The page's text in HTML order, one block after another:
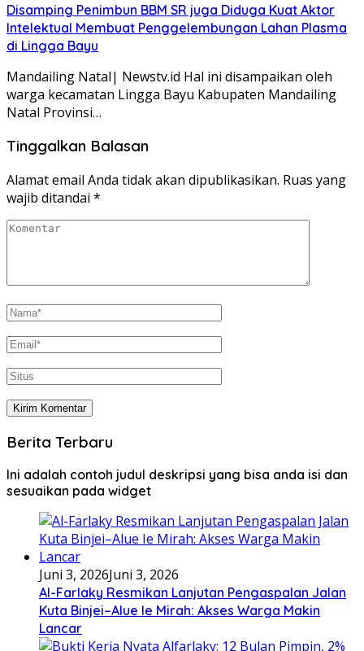
Disamping Penimbun BBM SR juga Diduga Kuat Aktor
Intelektual Membuat Penggelembungan Lahan Plasma
di Lingga Bayu
Mandailing Natal| Newstv.id Hal ini disampaikan oleh
warga kecamatan Lingga Bayu Kabupaten Mandailing
Natal Provinsi…
Tinggalkan Balasan
Alamat email Anda tidak akan dipublikasikan. Ruas yang
wajib ditandai *
Berita Terbaru
Ini adalah contoh judul deskripsi yang bisa anda isi dan
sesuaikan pada widget
Juni 3, 2026Juni 3, 2026
Al-Farlaky Resmikan Lanjutan Pengaspalan Jalan
Kuta Binjei–Alue Ie Mirah: Akses Warga Makin
Lancar